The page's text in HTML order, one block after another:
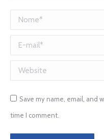
Nome *
E-mail *
Website
Save my name, email, and
time I comment.